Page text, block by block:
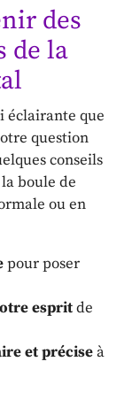
des
de la
éclairante que
question
conseils
boule de
ou en
pour poser
espritde
et préciseà